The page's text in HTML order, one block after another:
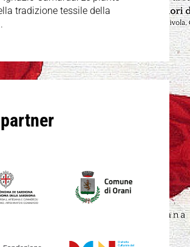
tradizione tessile della